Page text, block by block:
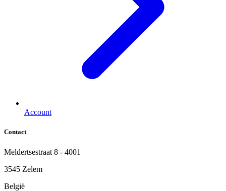
Account
Contact
Meldertsestraat 8 - 4001
3545 Zelem
België